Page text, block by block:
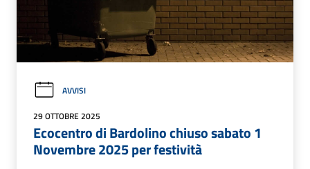
AVVISI
29 OTTOBRE 2025
Ecocentro di Bardolino chiuso sabato 1
Novembre 2025 per festività